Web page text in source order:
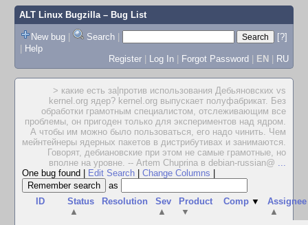
ALT Linux Bugzilla– Bug List
New bug | Search |
[?]
| Help
Register | Log In | Forgot Password | EN | RU
> какие есть за|против использования Дебьяновских vs
kernel.org ядер? kernel.org выпускает полуфабрикат. Без
обработки грамотным специалистом, отслеживающим все
проблемы, он пригоден только для экспериментов над ядром.
А чтобы им можно было пользоваться, его надо чинить. Чем
мейнтейнеры ядерных пакетов в дистрибутивах и занимаются.
Говорят, дебиановские при этом не самые грамотные, но
вполне на уровне. -- Artem Chuprina в debian-russian@ ...
One bug found
Edit Search Change Columns
as
ID
Status
▲
Resolution
Sev
▲
Product
▼
Comp ▼
Assignee
▲